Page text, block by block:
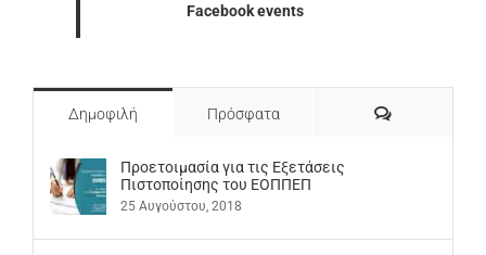
Facebook events
Δημοφιλή Πρόσφατα Σχόλια
Προετοιμασία για τις Εξετάσεις
Πιστοποίησης του ΕΟΠΠΕΠ
25 Αυγούστου, 2018